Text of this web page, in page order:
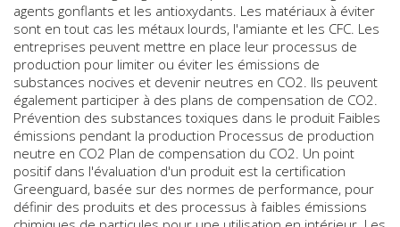
agents gonflants et les antioxydants. Les matériaux à éviter
sont en tout cas les métaux lourds, l'amiante et les CFC. Les
entreprises peuvent mettre en place leur processus de
production pour limiter ou éviter les émissions de
substances nocives et devenir neutres en CO2. Ils peuvent
également participer à des plans de compensation de CO2.
Prévention des substances toxiques dans le produit Faibles
émissions pendant la production Processus de production
neutre en CO2 Plan de compensation du CO2. Un point
positif dans l'évaluation d'un produit est la certification
Greenguard, basée sur des normes de performance, pour
définir des produits et des processus à faibles émissions